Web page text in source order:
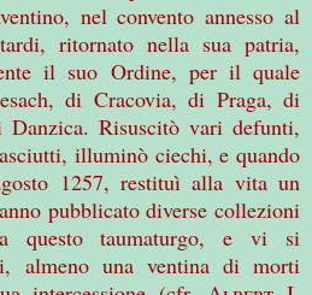
nel convento annesso al
ritornato nella sua patria,
il suo Ordine, per il quale
di Cracovia, di Praga, di
Risuscitò vari defunti,
illuminò ciechi, e quando
1257, restituì alla vita un
pubblicato diverse collezioni
questo taumaturgo, e vi si
almeno una ventina di morti